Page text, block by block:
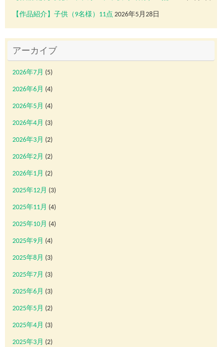
【作品紹介】子供（9名様）11点 2026年5月28日
アーカイブ
2026年7月 (5)
2026年6月 (4)
2026年5月 (4)
2026年4月 (3)
2026年3月 (2)
2026年2月 (2)
2026年1月 (2)
2025年12月 (3)
2025年11月 (4)
2025年10月 (4)
2025年9月 (4)
2025年8月 (3)
2025年7月 (3)
2025年6月 (3)
2025年5月 (2)
2025年4月 (3)
2025年3月 (2)